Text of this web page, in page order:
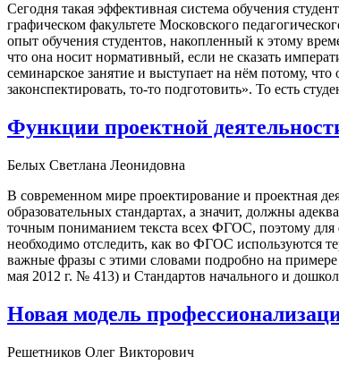
Сегодня такая эффективная система обучения
графическом факультете Московского
опыт обучения студентов, накопленный к этому
что она носит нормативный, если не сказать
семинарское занятие и выступает на нём потому,
законспектировать, то-то подготовить». То есть
Функции проектной
Белых Светлана Леонидовна
В современном мире проектирование и проектная
образовательных стандартах, а значит, должны
точным пониманием текста всех ФГОС, поэтому для
необходимо отследить, как во ФГОС используются
важные фразы с этими словами подробно на примере
мая 2012 г. № 413) и Стандартов начального и
Новая модель
Решетников Олег Викторович